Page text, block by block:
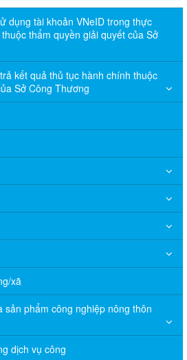
dụng tài khoản VNeID trong thực
thẩm quyền giải quyết của Sở
kết quả thủ tục hành chính thuộc
Sở Công Thương
xã
sản phẩm công nghiệp nông thôn
dịch vụ công